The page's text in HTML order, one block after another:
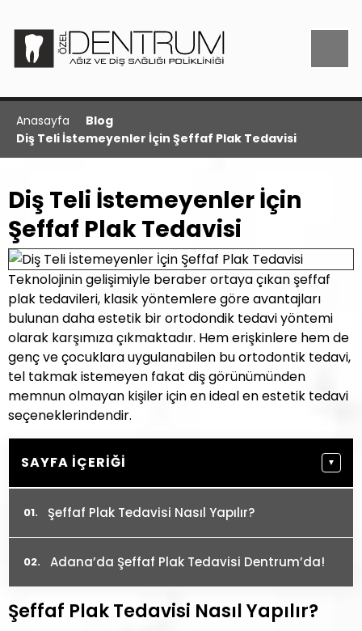
Anasayfa
Blog
Diş Teli İstemeyenler İçin Şeffaf Plak Tedavisi
Diş Teli İstemeyenler İçin
Şeffaf Plak Tedavisi
Teknolojinin gelişimiyle beraber ortaya çıkan şeffaf
plak tedavileri, klasik yöntemlere göre avantajları
bulunan daha estetik bir ortodondik tedavi yöntemi
olarak karşımıza çıkmaktadır. Hem erişkinlere hem de
genç ve çocuklara uygulanabilen bu ortodontik tedavi,
tel takmak istemeyen fakat diş görünümünden
memnun olmayan kişiler için en ideal en estetik tedavi
seçeneklerindendir.
SAYFA İÇERIĞI ▼
Şeffaf Plak Tedavisi Nasıl Yapılır?
Adana’da Şeffaf Plak Tedavisi Dentrum’da!
Şeffaf Plak Tedavisi Nasıl Yapılır?